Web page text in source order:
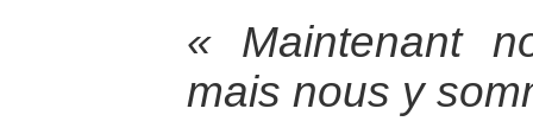
« Maintenant
mais nous y